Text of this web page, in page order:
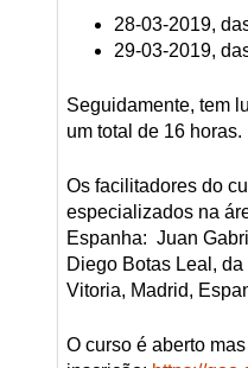
28-03-2019,
29-03-2019,
Seguidamente, tem
um total de 16 horas.
Os facilitadores do
especializados na
Espanha: Juan
Diego Botas Leal,
Vitoria, Madrid,
O curso é aberto